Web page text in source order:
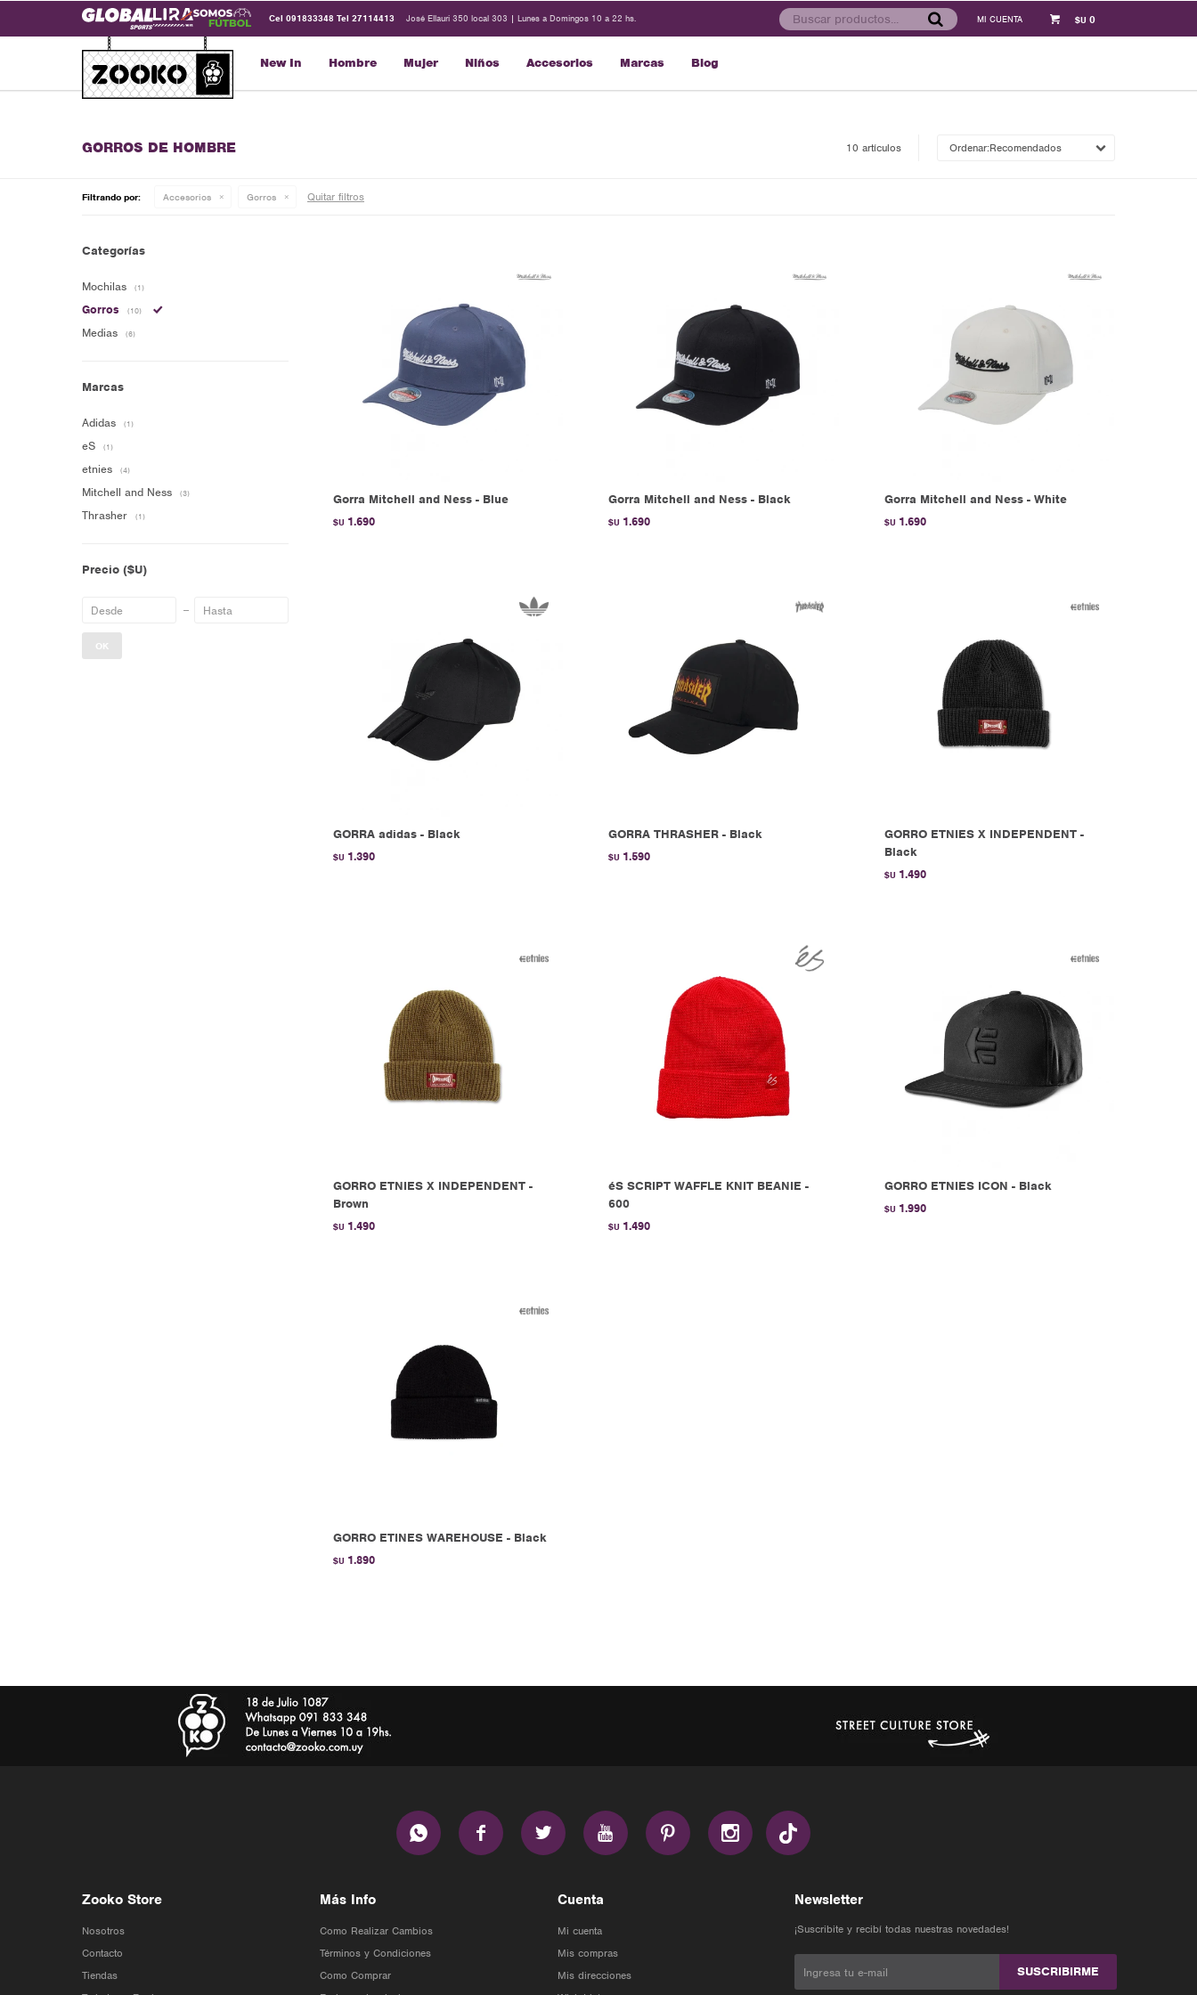
New In Hombre Mujer Niños Accesorios Marcas Blog
$U 0
Cel 091833348 Tel 27114413 José Ellauri 350 local 303 | Lunes a Domingos 10 a 22 hs.
GORROS DE HOMBRE 10 artículos Recomendados
Filtrando por: Accesorios Gorros Quitar filtros
Gorra Mitchell and Ness - Blue
$U 1.690
Gorra Mitchell and Ness - Black
$U 1.690
Gorra Mitchell and Ness - White
$U 1.690
GORRA adidas - Black
$U 1.390
GORRA THRASHER - Black
$U 1.590
GORRO ETNIES X INDEPENDENT -
Black
$U 1.490
GORRO ETNIES X INDEPENDENT -
Brown
$U 1.490
éS SCRIPT WAFFLE KNIT BEANIE -
600
$U 1.490
GORRO ETNIES ICON - Black
$U 1.990
GORRO ETINES WAREHOUSE - Black
$U 1.890
Categorías
Mochilas (1)
Gorros (10)
Medias (6)
Marcas
Adidas (1)
eS (1)
etnies (4)
Mitchell and Ness (3)
Thrasher (1)
Precio ($U)
OK
     
Zooko Store
Nosotros
Contacto
Tiendas
Más Info
Como Realizar Cambios
Términos y Condiciones
Como Comprar
Cuenta
Mi cuenta
Mis compras
Mis direcciones
Newsletter
¡Suscribite y recibí todas nuestras novedades!
SUSCRIBIRME